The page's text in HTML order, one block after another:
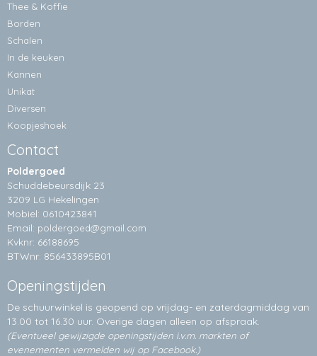
Thee & Koffie
Borden
Schalen
In de keuken
Kannen
Unikat
Diversen
Koopjeshoek
Contact
Poldergoed
Schuddebeursdijk 23
3209 LG Hekelingen
Mobiel: 0610423841
Email: poldergoed@gmail.com
Kvknr: 66188695
BTWnr: 856433895B01
Openingstijden
De schuurwinkel is geopend op vrijdag- en zaterdagmiddag van
13.00 tot 16.30 uur. Overige dagen alleen op afspraak.
(Eventueel gewijzigde openingstijden i.v.m. markten of
evenementen vermelden wij op Facebook.)